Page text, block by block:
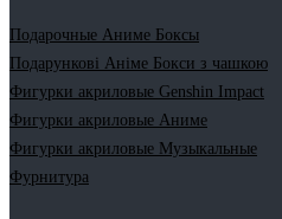
Подарочные Аниме Боксы
Подарункові Аніме Бокси з чашкою
Фигурки акриловые Genshin Impact
Фигурки акриловые Аниме
Фигурки акриловые Музыкальные
Фурнитура